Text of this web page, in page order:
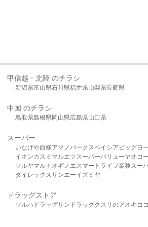
甲信越・北陸 のチラシ
新潟県富山県石川県福井県山梨県長野県
中国 のチラシ
鳥取県島根県岡山県広島県山口県
スーパー
いなげや西條アマノパークスベイシア ビッグヨ
イオンカスミ マルエツスーパーバリューヤオコー
ツルヤマルト オギノ エスマート ライフ業務スー
ダイレックスサンエーイズミヤ
ドラッグストア
ツルハドラッグサンドラッグクスリのアオキ コ